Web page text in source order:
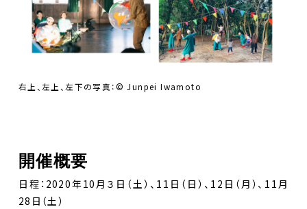
右上、左上、左下の写真：©︎ Junpei Iwamoto
開催概要
日程：2020年10月３日（土）、11日（日）、12日（月）、11月
28日（土）